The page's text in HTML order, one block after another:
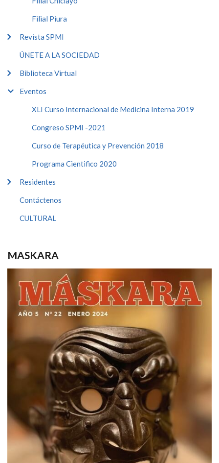
Filial Piura
Revista SPMI
ÚNETE A LA SOCIEDAD
Biblioteca Virtual
Eventos
XLI Curso Internacional de Medicina Interna 2019
Congreso SPMI -2021
Curso de Terapéutica y Prevención 2018
Programa Cientifico 2020
Residentes
Contáctenos
CULTURAL
MASKARA